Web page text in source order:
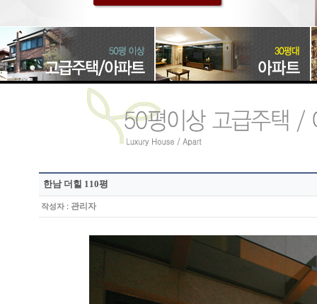
한남 더힐 110평
작성자 : 관리자